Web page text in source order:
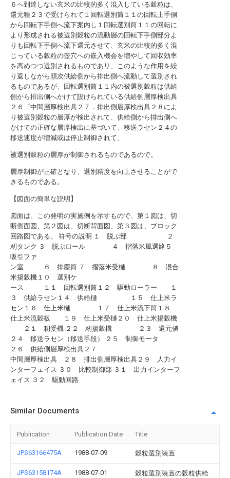
６へ到達しない玄米の比較的多く混入している穀粒は、
還元種２３で受けられて１回転選別筒１１の回転上手側
から回転下手側へ流下案内し１回転選別筒１１の回転に
より形成される被選別穀粒の流動層の回転下手側部分よ
りも回転下手側へ流下還元させて、玄米の比較的多く混
じっている穀粒の壺穴への嵌入機会を増やして回収効率
を高めつつ選別されるものであリ、このような作用を繰
り返しながら順次供給側から排出側へ流動して選別され
るものであるが、回転選別筒１１内の被選別穀粒は供給
側から排出側へかけて設けられている供給側層厚検出具
２６゜中間層厚検出具２７．排出側層厚検出具２８によ
り被選別穀粒の層厚が検出されて、供給側から排出側へ
かけての正確な層厚検出に基づいて、移送ラセン２４の
移送速度が増減或は停止制御されて。
被選別穀粒の層厚が制御されるものであるので。
層厚制御が正確となり、選別精度を向上させることがで
きるものである。
【図面の簡単な説明】
図面は、この発明の実施例を示すもので、第１図は、切
断側面図、第２図は、切断背面図、第３図は、ブロック
回路図である。 符号の説明 １ 脱ぷ部 ２
籾タンク ３ 脱ぶロール ４ 摺落米風選路５
吸引ファ
ン室 ６ 排塵筒 ７ 摺落米受樋 ８ 混合
米揚穀機１０ 選別ケ
ース １１ 回転選別筒１２ 駆動ローラー １
３ 供給ラセン１４ 供給樋 １５ 仕上米ラ
セン１６ 仕上米樋 １７ 仕上米流下筒１８
仕上米流穀板 １９ 仕上米受樋２０ 仕上米揚穀機
２１ 籾受機 ２２ 籾揚穀機 ２３ 還元値
２４ 移送ラセン（移送手段） ２５ 制御モータ
２６ 供給側層厚検出具２７
中間層厚検出具 ２８ 排出側層厚検出具２９ 人力イ
ンターフェイス ３０ 比較制御部 ３１ 出力インターフ
ェイス ３２ 駆動回路
Similar Documents
Publication Publication Date Title
JPS63166475A 1988-07-09 穀粒選別装置
JPS63158174A 1988-07-01
穀粒選別装置の穀粒供給